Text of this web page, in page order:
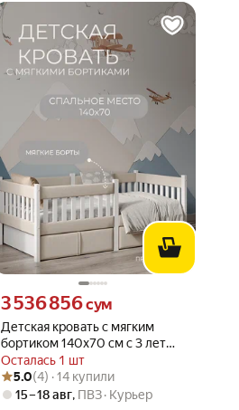
Детская кровать с мягким
бортиком 140х70 см с 3 лет
приставная, велюр.(Бортики)
Осталась 1 шт
Цена 3536856 сум вместо
3 536 856сум
Рейтинг товара: 5.0 из 5
Оценок: (4) · 14 купили
5.0(4) · 14 купили
15 – 18 авг, ПВЗ Курьер